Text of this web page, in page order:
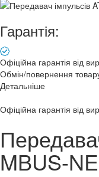
Гарантія:
Офіційна гарантія від
Обмін/повернення
Детальніше
Офіційна гарантія від
MBUS-